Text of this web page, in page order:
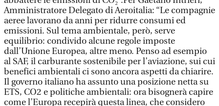
Amministratore Delegato di Aeroitalia: “Le compagnie
aeree lavorano da anni per ridurre consumi ed
emissioni. Sul tema ambientale, però, serve
equilibrio: condivido alcune regole imposte
dall’Unione Europea, altre meno. Penso ad esempio
al SAF, il carburante sostenibile per l’aviazione, sui cui
benefici ambientali ci sono ancora aspetti da chiarire.
Il governo italiano ha assunto una posizione netta su
ETS, CO2 e politiche ambientali: ora bisognerà capire
come l’Europa recepirà questa linea, che considero